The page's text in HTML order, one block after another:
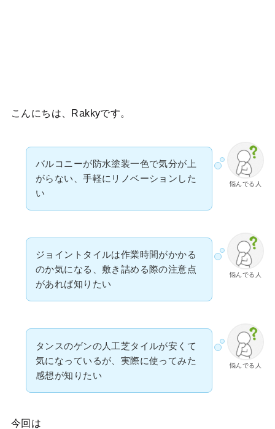
こんにちは、Rakkyです。
悩んでる人
バルコニーが防水塗装一色で気分が上
がらない、手軽にリノベーションした
い
悩んでる人
ジョイントタイルは作業時間がかかる
のか気になる、敷き詰める際の注意点
があれば知りたい
悩んでる人
タンスのゲンの人工芝タイルが安くて
気になっているが、実際に使ってみた
感想が知りたい
今回は